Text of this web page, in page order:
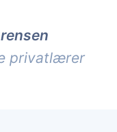
privatlærer